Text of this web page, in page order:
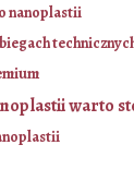
nanoplastii
warto